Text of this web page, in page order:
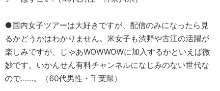
●国内女子ツアーは大好きですが、配信のみになったら見
るかどうかはわかりません。米女子も渋野や古江の活躍が
楽しみですが、じゃあWOWWOWに加入するかといえば微
妙です。いかんせん有料チャンネルになじみのない世代な
ので……。（60代男性・千葉県）